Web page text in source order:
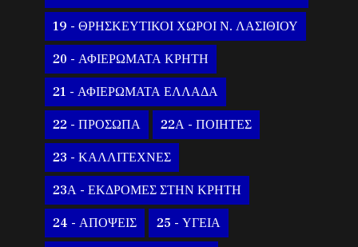
19 - ΘΡΗΣΚΕΥΤΙΚΟΙ ΧΩΡΟΙ Ν. ΛΑΣΙΘΙΟΥ
20 - ΑΦΙΕΡΩΜΑΤΑ ΚΡΗΤΗ
21 - ΑΦΙΕΡΩΜΑΤΑ ΕΛΛΑΔΑ
22 - ΠΡΟΣΩΠΑ 22Α - ΠΟΙΗΤΕΣ
23 - ΚΑΛΛΙΤΕΧΝΕΣ
23Α - ΕΚΔΡΟΜΕΣ ΣΤΗΝ ΚΡΗΤΗ
24 - ΑΠΟΨΕΙΣ 25 - ΥΓΕΙΑ